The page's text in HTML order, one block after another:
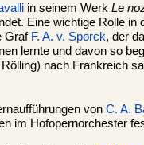
in seinem Werk Le
Eine wichtige Rolle in
Graf F. A. v. Sporck, der
lernte und davon so
nach Frankreich
von C. A.
im Hofopernorchester